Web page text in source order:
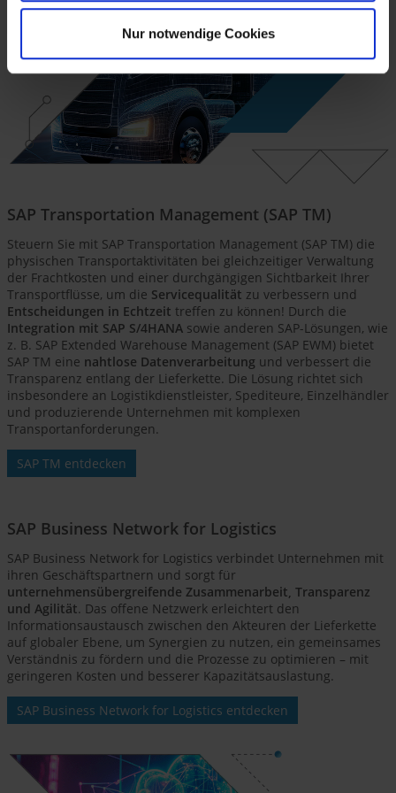
Nur notwendige Cookies
SAP Transportation Management (SAP TM)
Steuern Sie mit SAP Transportation Management (SAP TM) die
physischen Transportaktivitäten bei gleichzeitiger Verwaltung
der Frachtkosten und einer durchgängigen Sichtbarkeit Ihrer
Transportflüsse, um die Servicequalität zu verbessern und
Entscheidungen in Echtzeit treffen zu können! Durch die
Integration mit SAP S/4HANA sowie anderen SAP-Lösungen, wie
z. B. SAP Extended Warehouse Management (SAP EWM) bietet
SAP TM eine nahtlose Datenverarbeitung und verbessert die
Transparenz entlang der Lieferkette. Die Lösung richtet sich
insbesondere an Logistikdienstleister, Spediteure, Einzelhändler
und produzierende Unternehmen mit komplexen
Transportanforderungen.
SAP TM entdecken
SAP Business Network for Logistics
SAP Business Network for Logistics verbindet Unternehmen mit
ihren Geschäftspartnern und sorgt für
unternehmensübergreifende Zusammenarbeit, Transparenz
und Agilität. Das offene Netzwerk erleichtert den
Informationsaustausch zwischen den Akteuren der Lieferkette
auf globaler Ebene, um Synergien zu nutzen, ein gemeinsames
Verständnis zu fördern und die Prozesse zu optimieren – mit
geringeren Kosten und besserer Kapazitätsauslastung.
SAP Business Network for Logistics entdecken